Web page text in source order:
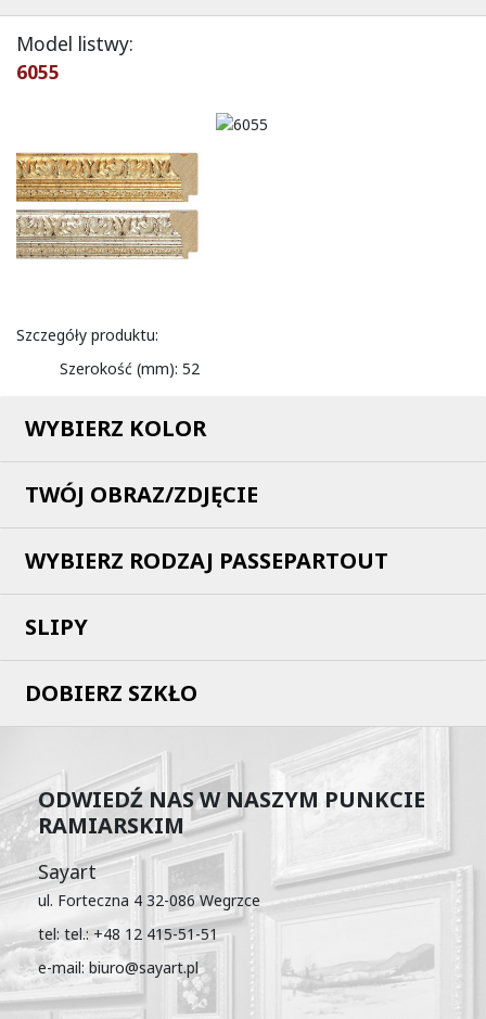
Model listwy:
6055
Szczegóły produktu:
Szerokość (mm): 52
WYBIERZ KOLOR
TWÓJ OBRAZ/ZDJĘCIE
WYBIERZ RODZAJ PASSEPARTOUT
SLIPY
DOBIERZ SZKŁO
ODWIEDŹ NAS W NASZYM PUNKCIE
RAMIARSKIM
Sayart
ul. Forteczna 4 32-086 Wegrzce
tel: tel.: +48 12 415-51-51
e-mail: biuro@sayart.pl